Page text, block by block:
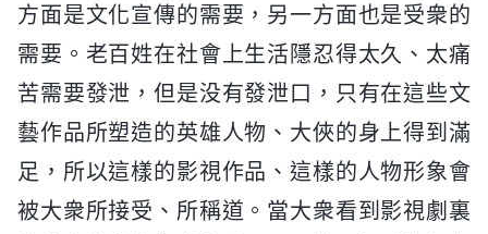
方面是文化宣傳的需要，另一方面也是受衆的
需要。老百姓在社會上生活隱忍得太久、太痛
苦需要發泄，但是没有發泄口，只有在這些文
藝作品所塑造的英雄人物、大俠的身上得到滿
足，所以這樣的影視作品、這樣的人物形象會
被大衆所接受、所稱道。當大衆看到影視劇裏